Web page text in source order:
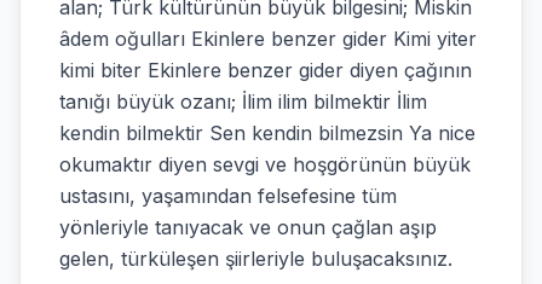
alan; Türk kültürünün büyük bilgesini; Miskin
âdem oğulları Ekinlere benzer gider Kimi yiter
kimi biter Ekinlere benzer gider diyen çağının
tanığı büyük ozanı; İlim ilim bilmektir İlim
kendin bilmektir Sen kendin bilmezsin Ya nice
okumaktır diyen sevgi ve hoşgörünün büyük
ustasını, yaşamından felsefesine tüm
yönleriyle tanıyacak ve onun çağlan aşıp
gelen, türküleşen şiirleriyle buluşacaksınız.